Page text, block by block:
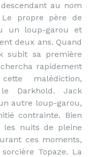
au nom
Le propre père de
un loup-garou et
deux ans. Quand
subit sa première
rapidement
malédiction,
Darkhold. Jack
autre loup-garou,
contrainte. Bien
nuits de pleine
ces moments,
Topaze. La